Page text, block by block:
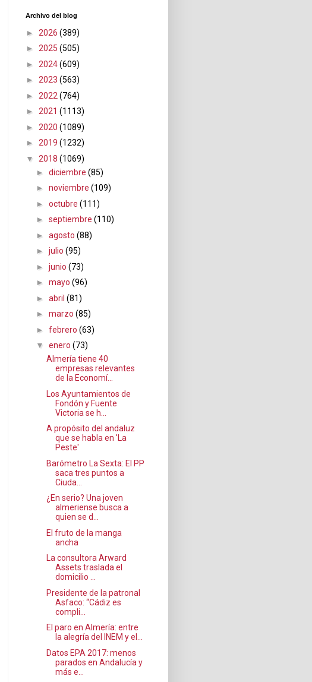
Archivo del blog
► 2026 (389)
► 2025 (505)
► 2024(609)
► 2023 (563)
► 2022 (764)
► 2021 (1113)
► 2020 (1089)
► 2019 (1232)
▼ 2018 (1069)
► diciembre (85)
► noviembre (109)
► octubre (111)
► septiembre (110)
► agosto (88)
► julio (95)
► junio (73)
► mayo (96)
► abril (81)
► marzo (85)
► febrero (63)
▼ enero (73)
Almería tiene 40
empresas relevantes
de la Economí...
Los Ayuntamientos de
Fondón y Fuente
Victoria se h...
A propósito del andaluz
que se habla en 'La
Peste'
Barómetro La Sexta: El PP
saca tres puntos a
Ciuda...
¿En serio? Una joven
almeriense busca a
quien se d...
El fruto de la manga
ancha
La consultora Arward
Assets traslada el
domicilio ...
Presidente de la patronal
Asfaco: “Cádiz es
compli...
El paro en Almería: entre
la alegría del INEM y el...
Datos EPA 2017: menos
parados en Andalucía y
más e...